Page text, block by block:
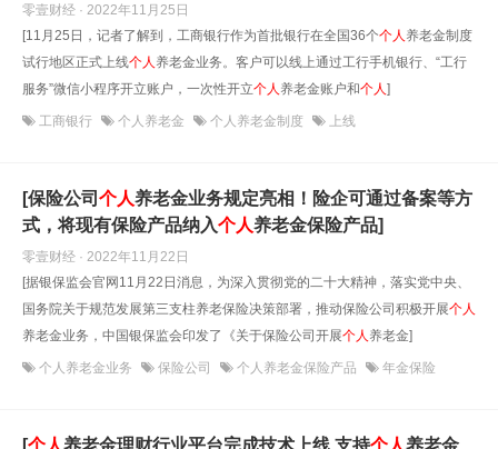
零壹财经 · 2022年11月25日
[11月25日，记者了解到，工商银行作为首批银行在全国36个个人 养老金制度
试行地区正式上线个人 养老金业务。客户可以线上通过工行手机银行、“工行
服务”微信小程序开立账户，一次性开立个人 养老金账户和个人]
工商银行 个人养老金 个人养老金制度 上线
[保险公司 个人养老金业务规定亮相！险企可通过备案等方
式，将现有保险产品纳入个人养老金保险产品]
零壹财经 · 2022年11月22日
[据银保监会官网11月22日消息，为深入贯彻党的二十大精神，落实党中央、
国务院关于规范发展第三支柱养老保险决策部署，推动保险公司积极开展个人
养老金业务，中国银保监会印发了《关于保险公司开展个人 养老金]
个人养老金业务 保险公司 个人养老金保险产品 年金保险
[个人养老金理财行业平台完成技术上线 支持个人养老金